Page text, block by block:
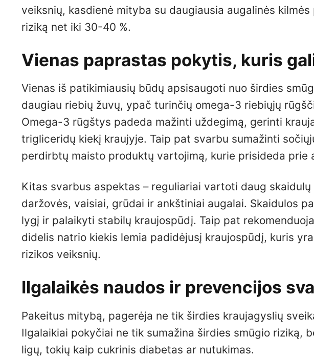
veiksnių, kasdienė mityba su daugiausia augalinės
riziką net iki 30-40 %.
Vienas paprastas pokytis, kuris
Vienas iš patikimiausių būdų apsisaugoti nuo širdies
daugiau riebių žuvų, ypač turinčių omega-3 riebiųjų
Omega-3 rūgštys padeda mažinti uždegimą, gerinti
trigliceridų kiekį kraujyje. Taip pat svarbu sumažinti
perdirbtų maisto produktų vartojimą, kurie prisideda prie
Kitas svarbus aspektas – reguliariai vartoti daug
daržovės, vaisiai, grūdai ir ankštiniai augalai. Skaidulos
lygį ir palaikyti stabilų kraujospūdį. Taip pat
didelis natrio kiekis lemia padidėjusį kraujospūdį, kuris
rizikos veiksnių.
Ilgalaikės naudos ir prevencijos
Pakeitus mitybą, pagerėja ne tik širdies kraujagyslių
Ilgalaikiai pokyčiai ne tik sumažina širdies smūgio riziką,
ligų, tokių kaip cukrinis diabetas ar nutukimas.